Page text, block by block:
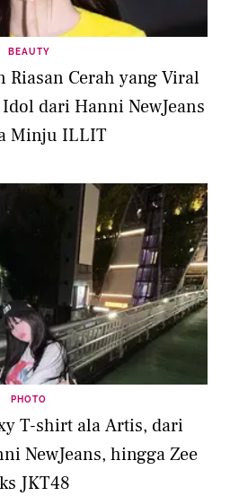
BEAUTY
Riasan Cerah yang Viral
dari Hanni NewJeans
Minju ILLIT
PHOTO
T-shirt ala Artis, dari
NewJeans, hingga Zee
JKT48